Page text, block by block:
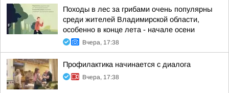
Походы в лес за грибами очень популярны
среди жителей Владимирской области,
особенно в конце лета - начале осени
Вчера, 17:38
Профилактика начинается с диалога
Вчера, 17:38